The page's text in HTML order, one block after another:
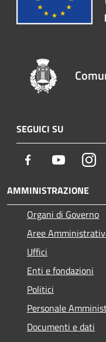
SEGUICI SU
Facebook Youtube
AMMINISTRAZIONE
Organi di Governo
Aree
Uffici
Enti e fondazioni
Politici
Personale
Documenti e dati